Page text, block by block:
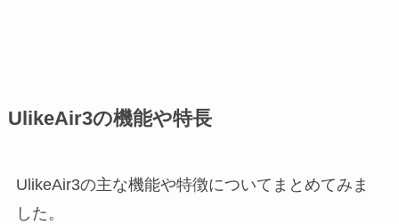
UlikeAir3の機能や特長
UlikeAir3の主な機能や特徴についてまとめてみま
した。